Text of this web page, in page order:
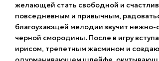
желающей стать свободной и
повседневным и привычным,
благоухающей мелодии звучит
черной смородины. После в игру
ирисом, трепетным жасмином и